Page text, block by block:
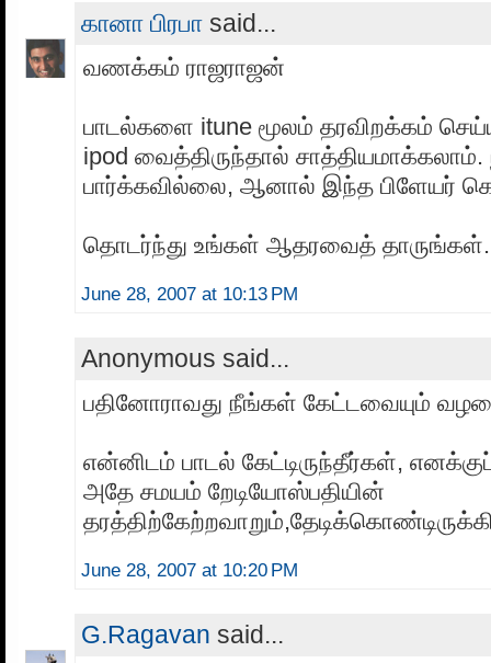
கானா பிரபா said...
வணக்கம் ராஜராஜன்
பாடல்களை itune மூலம் தரவிறக்கம்
ipod வைத்திருந்தால்
பார்க்கவில்லை, ஆனால் இந்த பிளேயர்
தொடர்ந்து உங்கள் ஆதரவைத் தாருங்கள்.
June 28, 2007 at 10:13 PM
Anonymous said...
பதினோராவது நீங்கள் கேட்டவையும்
என்னிடம் பாடல் கேட்டிருந்தீர்கள்,
அதே சமயம் றேடியோஸ்பதியின்
June 28, 2007 at 10:20 PM
G.Ragavan said...